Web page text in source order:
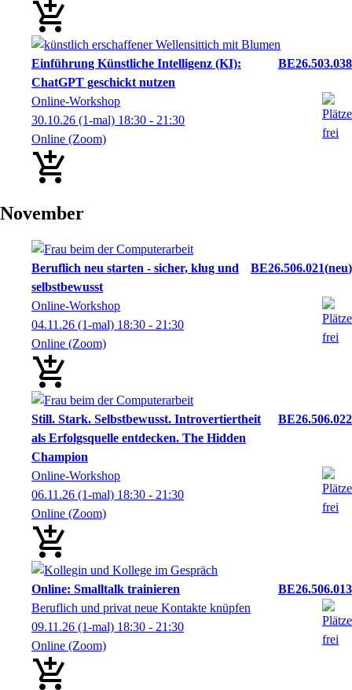
Einführung Künstliche Intelligenz (KI):
ChatGPT geschickt nutzen
BE26.503.038
Online-Workshop
30.10.26 (1-mal) 18:30 - 21:30
Online (Zoom)
November
Beruflich neu starten - sicher, klug und
selbstbewusst
BE26.506.021 neu
Online-Workshop
04.11.26 (1-mal) 18:30 - 21:30
Online (Zoom)
Still. Stark. Selbstbewusst. Introvertiertheit
als Erfolgsquelle entdecken. The Hidden
Champion
BE26.506.022
Online-Workshop
06.11.26 (1-mal) 18:30 - 21:30
Online (Zoom)
Online: Smalltalk trainieren
BE26.506.013
Beruflich und privat neue Kontakte knüpfen
09.11.26 (1-mal) 18:30 - 21:30
Online (Zoom)